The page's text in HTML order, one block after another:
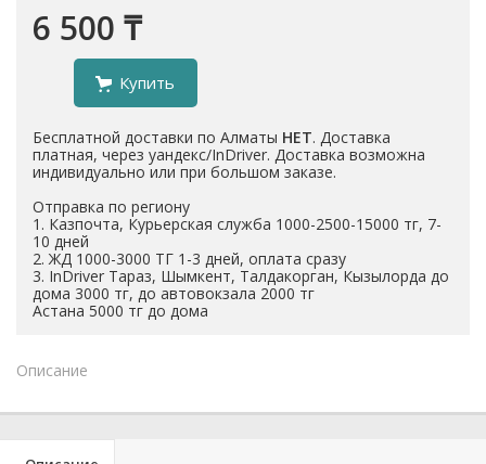
6 500 ₸
Купить
Бесплатной доставки по Алматы НЕТ. Доставка
платная, через уандекс/InDriver. Доставка возможна
индивидуально или при большом заказе.
Отправка по региону
1. Казпочта, Курьерская служба 1000-2500-15000 тг, 7-
10 дней
2. ЖД 1000-3000 ТГ 1-3 дней, оплата сразу
3. InDriver Тараз, Шымкент, Талдакорган, Кызылорда до
дома 3000 тг, до автовокзала 2000 тг
Астана 5000 тг до дома
Описание